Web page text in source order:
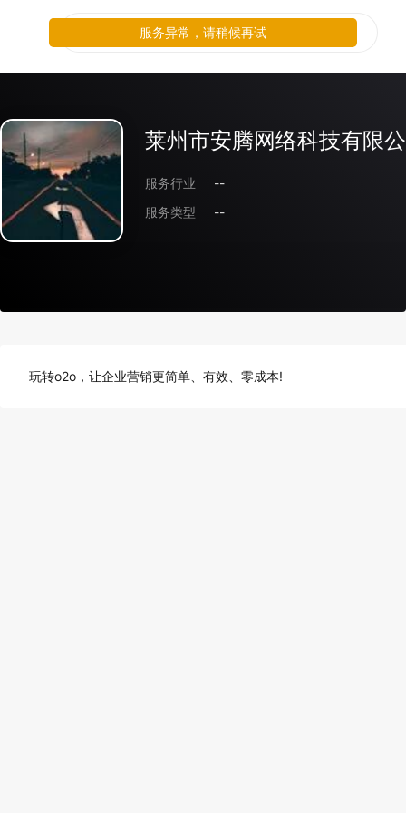
莱州市安腾网络科技有限
服务行业
--
服务类型
--
玩转o2o，让企业营销更简单、有效、零成本!
服务异常，请稍候再试